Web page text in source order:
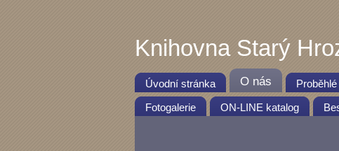
Knihovna Starý
Úvodní stránka O nás
Fotogalerie ON-LINE katalog